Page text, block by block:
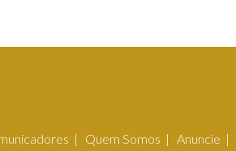
Quem Somos Anuncie